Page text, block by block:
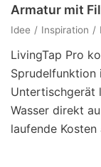
Armatur mit
Idee Inspiration
LivingTap Pro
Sprudelfunktion
Untertischgerät
Wasser direkt
laufende Kosten